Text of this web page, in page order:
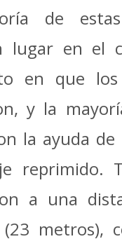
de
lugar en el
en que los
y la
la ayuda
reprimido.
a una
metros),